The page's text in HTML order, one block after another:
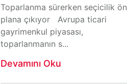
Toparlanma sürerken seçicilik ön
plana çıkıyor Avrupa ticari
gayrimenkul piyasası,
toparlanmanın s...
Devamını Oku